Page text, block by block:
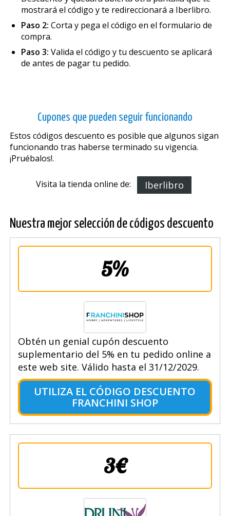
mostrará el código y te redireccionará a Iberlibro.
Paso 2: Corta y pega el código en el formulario de
compra.
Paso 3: Valida el código y tu descuento se aplicará
de antes de pagar tu pedido.
Cupones que pueden seguir funcionando
Estos códigos descuento es posible que algunos sigan
funcionando tras haberse terminado su vigencia.
¡Pruébalos!.
Visita la tienda online de: Iberlibro
Nuestra mejor selección de códigos descuento
5%
Obtén un genial cupón descuento
suplementario del 5% en tu pedido online a
este web site. Válido hasta el 31/12/2029.
UTILIZA EL CÓDIGO DESCUENTO
FRANCHINI SHOP
3€